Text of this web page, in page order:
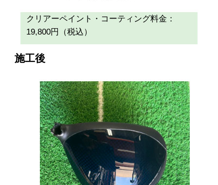
クリアーペイント・コーティング料金：
19,800円（税込）
施工後